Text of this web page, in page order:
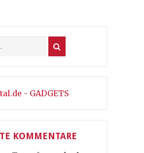
- GADGETS
KOMMENTARE